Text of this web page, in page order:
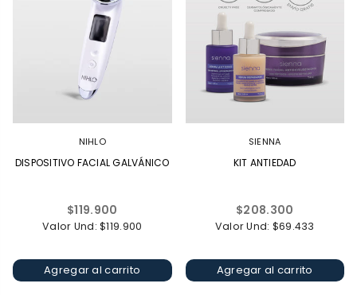
NIHLO
DISPOSITIVO FACIAL GALVÁNICO
Precio
habitual
$119.900
Valor Und: $119.900
Agregar al carrito
SIENNA
KIT ANTIEDAD
Precio
habitual
$208.300
Valor Und: $69.433
Agregar al carrito